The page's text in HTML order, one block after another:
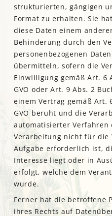
strukturierten, gängigen
Format zu erhalten. Sie
diese Daten einem
Behinderung durch den
personenbezogenen
übermitteln, sofern die
Einwilligung gemäß Art. 6
GVO oder Art. 9 Abs. 2
einem Vertrag gemäß Art.
GVO beruht und die
automatisierter
Verarbeitung nicht für die
Aufgabe erforderlich ist,
Interesse liegt oder in
erfolgt, welche dem
wurde.
Ferner hat die betroffene
ihres Rechts auf